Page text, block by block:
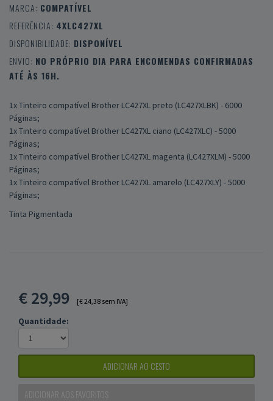
MARCA: COMPATÍVEL
REFERÊNCIA: 4XLC427XL
DISPONIBILIDADE: DISPONÍVEL
ENVIO: NO PRÓPRIO DIA PARA ENCOMENDAS CONFIRMADAS
ATÉ ÀS 16H.
1x Tinteiro compatível Brother LC427XL preto (LC427XLBK) - 6000
Páginas;
1x Tinteiro compatível Brother LC427XL ciano (LC427XLC) - 5000
Páginas;
1x Tinteiro compatível Brother LC427XL magenta (LC427XLM) - 5000
Páginas;
1x Tinteiro compatível Brother LC427XL amarelo (LC427XLY) - 5000
Páginas;
Tinta Pigmentada
€29,99 [€ 24,38 sem IVA]
Quantidade:
ADICIONAR AO CESTO
ADICIONAR AOS FAVORITOS